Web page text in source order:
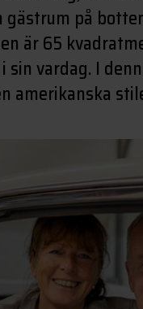
på
är 65
sin vardag. I
amerikanska